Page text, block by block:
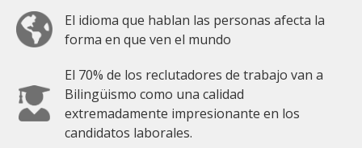
El idioma que hablan las personas afecta la
forma en que ven el mundo
El 70% de los reclutadores de trabajo van a
Bilingüismo como una calidad
extremadamente impresionante en los
candidatos laborales.